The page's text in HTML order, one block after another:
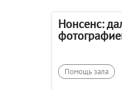
Нонсенс:
Помощь зала